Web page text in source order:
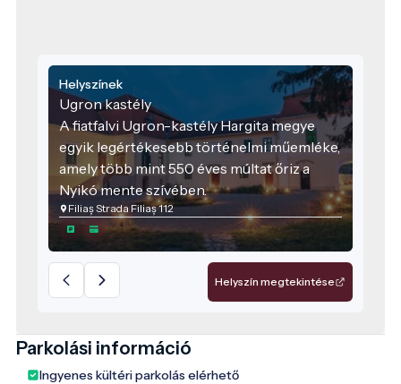
Helyszínek
Ugron kastély
A fiatfalvi Ugron-kastély Hargita megye
egyik legértékesebb történelmi műemléke,
amely több mint 550 éves múltat őriz a
Nyikó mente szívében.
Filiaș Strada Filiaș 112
Helyszín megtekintése
Parkolási információ
Ingyenes kültéri parkolás elérhető